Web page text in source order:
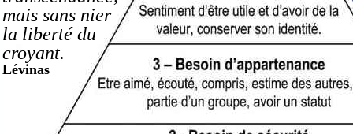
mais sans nier
la liberté du
croyant.
Lévinas